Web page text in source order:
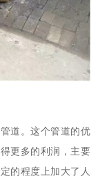
道。这个管道的优
更多的利润，主要
的程度上加大了人